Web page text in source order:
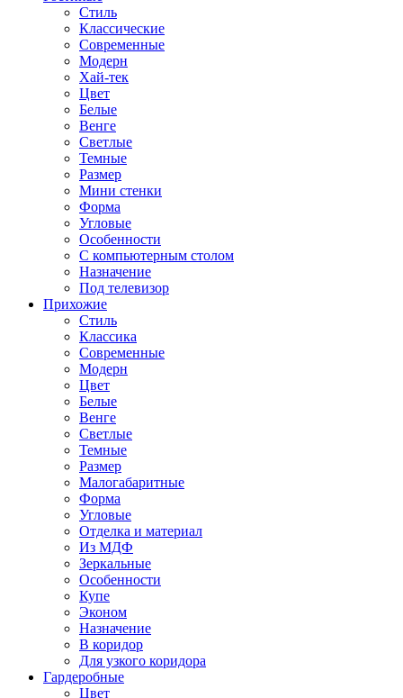
Стиль
Классические
Современные
Модерн
Хай-тек
Цвет
Белые
Венге
Светлые
Темные
Размер
Мини стенки
Форма
Угловые
Особенности
С компьютерным столом
Назначение
Под телевизор
Прихожие
Стиль
Классика
Современные
Модерн
Цвет
Белые
Венге
Светлые
Темные
Размер
Малогабаритные
Форма
Угловые
Отделка и материал
Из МДФ
Зеркальные
Особенности
Купе
Эконом
Назначение
В коридор
Для узкого коридора
Гардеробные
Цвет